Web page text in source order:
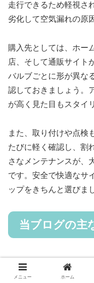
走行できるため軽視さ
劣化して空気漏れの原
購入先としては、ホー
店、そして通販サイト
バルブごとに形が異な
認しておきましょう。
が高く見た目もスタイ
また、取り付けや点検
たびに軽く確認し、割
さなメンテナンスが、
です。安全で快適なサ
ップをきちんと選びま
当ブログの主
警察庁 公式ウェブ
e-Gov 法令検索（
メニュー ホーム